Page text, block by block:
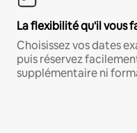
La flexibilité qu'il vous
Choisissez vos dates
puis réservez
supplémentaire ni